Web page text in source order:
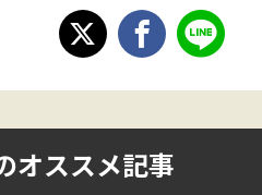
オススメ記事